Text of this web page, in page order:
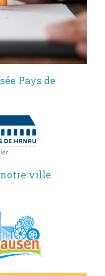
Pays de
notre ville